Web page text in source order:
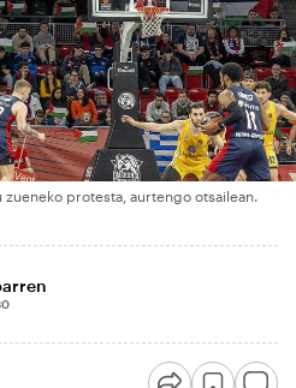
zueneko protesta, aurtengo otsailean.